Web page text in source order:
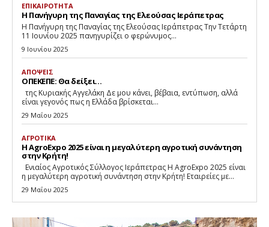
ΕΠΙΚΑΙΡΟΤΗΤΑ
Η Πανήγυρη της Παναγίας της Ελεούσας Ιεράπετρας
Η Πανήγυρη της Παναγίας της Ελεούσας Ιεράπετρας Την Τετάρτη
11 Ιουνίου 2025 πανηγυρίζει ο φερώνυμος...
9 Ιουνίου 2025
ΑΠΟΨΕΙΣ
ΟΠΕΚΕΠΕ: Θα δείξει…
είναι γεγονός πως η Ελλάδα βρίσκεται...
29 Μαΐου 2025
ΑΓΡΟΤΙΚΑ
Η AgroExpo 2025 είναι η μεγαλύτερη αγροτική συνάντηση
στην Κρήτη!
Eνιαίος Αγροτικός Σύλλογος Ιεράπετρας Η AgroExpo 2025 είναι
η μεγαλύτερη αγροτική συνάντηση στην Κρήτη! Εταιρείες με...
29 Μαΐου 2025